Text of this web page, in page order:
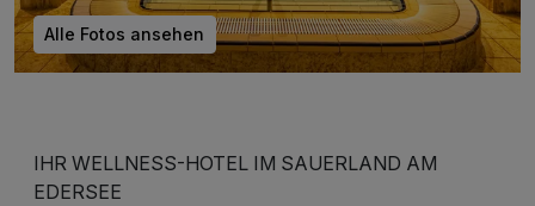
Alle Fotos ansehen
IHR WELLNESS-HOTEL IM SAUERLAND AM
EDERSEE